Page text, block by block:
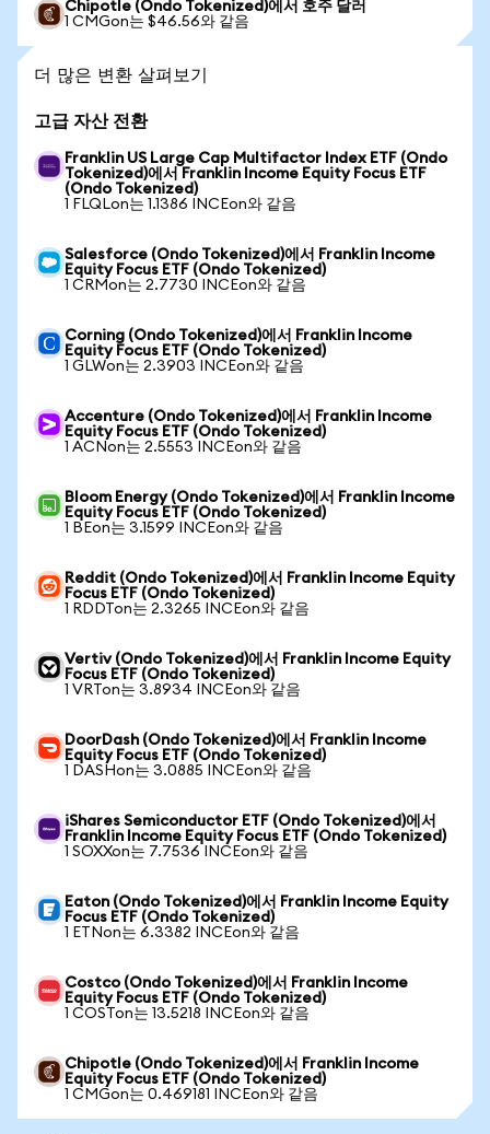
Chipotle (Ondo Tokenized)에서 호주 달러
1 CMGon는 $46.56와 같음
더 많은 변환 살펴보기
고급 자산 전환
Franklin US Large Cap Multifactor Index ETF (Ondo
Tokenized)에서 Franklin Income Equity Focus ETF
(Ondo Tokenized)
1 FLQLon는 1.1386 INCEon와 같음
Salesforce (Ondo Tokenized)에서 Franklin Income
Equity Focus ETF (Ondo Tokenized)
1 CRMon는 2.7730 INCEon와 같음
Corning (Ondo Tokenized)에서 Franklin Income
Equity Focus ETF (Ondo Tokenized)
1 GLWon는 2.3903 INCEon와 같음
Accenture (Ondo Tokenized)에서 Franklin Income
Equity Focus ETF (Ondo Tokenized)
1 ACNon는 2.5553 INCEon와 같음
Bloom Energy (Ondo Tokenized)에서 Franklin Income
Equity Focus ETF (Ondo Tokenized)
1 BEon는 3.1599 INCEon와 같음
Reddit (Ondo Tokenized)에서 Franklin Income Equity
Focus ETF (Ondo Tokenized)
1 RDDTon는 2.3265 INCEon와 같음
Vertiv (Ondo Tokenized)에서 Franklin Income Equity
Focus ETF (Ondo Tokenized)
1 VRTon는 3.8934 INCEon와 같음
DoorDash (Ondo Tokenized)에서 Franklin Income
Equity Focus ETF (Ondo Tokenized)
1 DASHon는 3.0885 INCEon와 같음
iShares Semiconductor ETF (Ondo Tokenized)에서
Franklin Income Equity Focus ETF (Ondo Tokenized)
1 SOXXon는 7.7536 INCEon와 같음
Eaton (Ondo Tokenized)에서 Franklin Income Equity
Focus ETF (Ondo Tokenized)
1 ETNon는 6.3382 INCEon와 같음
Costco (Ondo Tokenized)에서 Franklin Income
Equity Focus ETF (Ondo Tokenized)
1 COSTon는 13.5218 INCEon와 같음
Chipotle (Ondo Tokenized)에서 Franklin Income
Equity Focus ETF (Ondo Tokenized)
1 CMGon는 0.469181 INCEon와 같음